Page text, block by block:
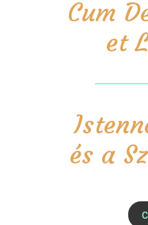
Cum
et
és a